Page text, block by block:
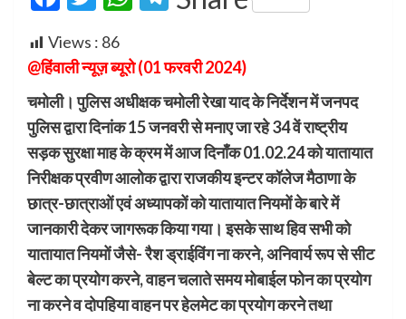
Views : 86
@हिंवाली न्यूज़ ब्यूरो (01 फरवरी 2024)
चमोली। पुलिस अधीक्षक चमोली रेखा याद के निर्देशन में जनपद
पुलिस द्वारा दिनांक 15 जनवरी से मनाए जा रहे 34 वें राष्ट्रीय
सड़क सुरक्षा माह के क्रम में आज दिनाँक 01.02.24 को यातायात
निरीक्षक प्रवीण आलोक द्वारा राजकीय इन्टर कॉलेज मैठाणा के
छात्र-छात्राओं एवं अध्यापकों को यातायात नियमों के बारे में
जानकारी देकर जागरूक किया गया। इसके साथ हिव सभी को
यातायात नियमों जैसे- रैश ड्राईविंग ना करने, अनिवार्य रूप से सीट
बेल्ट का प्रयोग करने, वाहन चलाते समय मोबाईल फोन का प्रयोग
ना करने व दोपहिया वाहन पर हेलमेट का प्रयोग करने तथा